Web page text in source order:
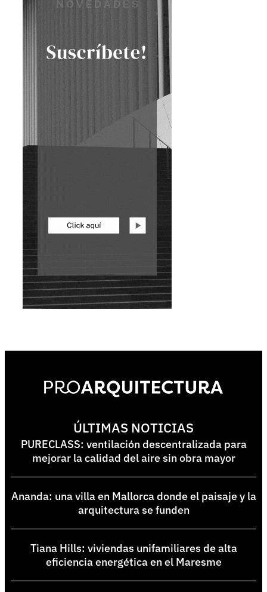
ÚLTIMAS NOTICIAS
PURECLASS: ventilación descentralizada para
mejorar la calidad del aire sin obra mayor
Ananda: una villa en Mallorca donde el paisaje y la
arquitectura se funden
Tiana Hills: viviendas unifamiliares de alta
eficiencia energética en el Maresme